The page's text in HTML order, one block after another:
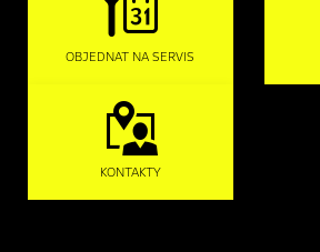
OBJEDNAT NA SERVIS
KONTAKTY